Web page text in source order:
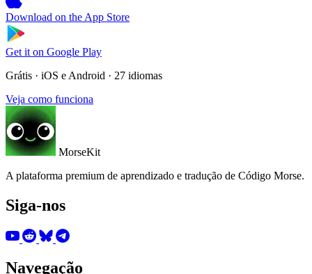
Download on the App Store
Get it on Google Play
Grátis · iOS e Android · 27 idiomas
Veja como funciona
MorseKit
A plataforma premium de aprendizado e tradução de Código Morse.
Siga-nos
Navegação